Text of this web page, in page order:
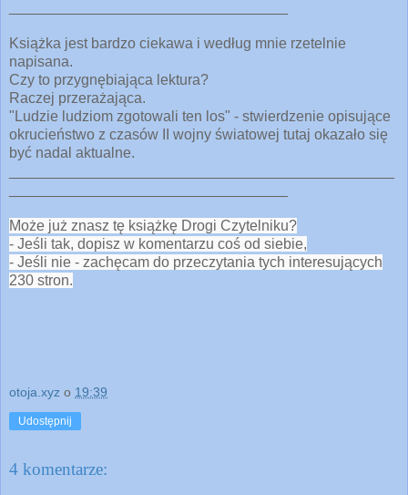
Książka jest bardzo ciekawa i według mnie rzetelnie
napisana.
Czy to przygnębiająca lektura?
Raczej przerażająca.
"Ludzie ludziom zgotowali ten los" - stwierdzenie opisujące
okrucieństwo z czasów II wojny światowej tutaj okazało się
być nadal aktualne.
Może już znasz tę książkę Drogi Czytelniku?
- Jeśli tak, dopisz w komentarzu coś od siebie,
- Jeśli nie - zachęcam do przeczytania tych interesujących
230 stron.
otoja.xyz o 19:39
Udostępnij
4 komentarze: